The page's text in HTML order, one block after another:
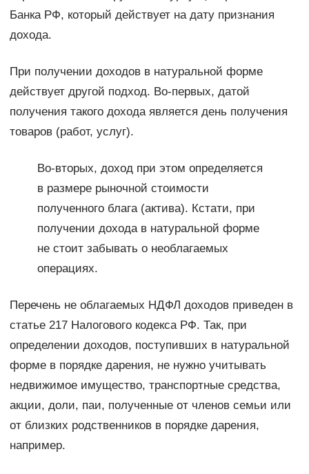
Банка РФ, который действует на дату признания
дохода.
При получении доходов в натуральной форме
действует другой подход. Во-первых, датой
получения такого дохода является день получения
товаров (работ, услуг).
Во-вторых, доход при этом определяется
в размере рыночной стоимости
полученного блага (актива). Кстати, при
получении дохода в натуральной форме
не стоит забывать о необлагаемых
операциях.
Перечень не облагаемых НДФЛ доходов приведен в
статье 217 Налогового кодекса РФ. Так, при
определении доходов, поступивших в натуральной
форме в порядке дарения, не нужно учитывать
недвижимое имущество, транспортные средства,
акции, доли, паи, полученные от членов семьи или
от близких родственников в порядке дарения,
например.